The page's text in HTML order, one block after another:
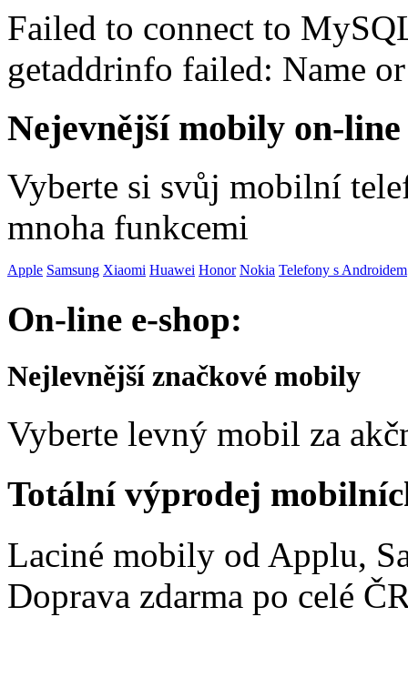
Failed to connect to
getaddrinfo failed: Name
Nejevnější mobily on-
Vyberte si svůj mobilní
mnoha funkcemi
Apple Samsung Xiaomi Huawei Honor Nokia Telefony s Androidem
On-line e-shop:
Nejlevnější značkové mobily
Vyberte levný mobil za
Totální výprodej
Laciné mobily od Applu,
Doprava zdarma po celé